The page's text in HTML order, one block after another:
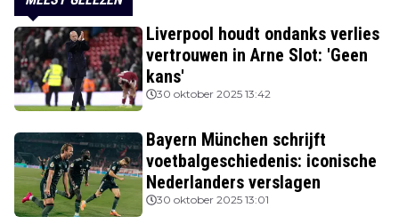
Liverpool houdt ondanks verlies
vertrouwen in Arne Slot: 'Geen
kans'
30 oktober 2025 13:42
Bayern München schrijft
voetbalgeschiedenis: iconische
Nederlanders verslagen
30 oktober 2025 13:01